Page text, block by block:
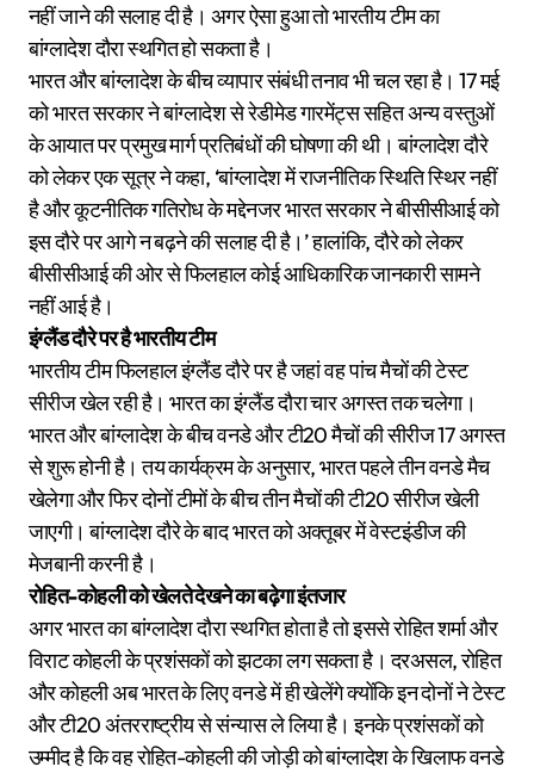
नहीं जाने की सलाह दी है। अगर ऐसा हुआ तो भारतीय टीम का
बांग्लादेश दौरा स्थगित हो सकता है।
भारत और बांग्लादेश के बीच व्यापार संबंधी तनाव भी चल रहा है। 17 मई
को भारत सरकार ने बांग्लादेश से रेडीमेड गारमेंट्स सहित अन्य वस्तुओं
के आयात पर प्रमुख मार्ग प्रतिबंधों की घोषणा की थी। बांग्लादेश दौरे
को लेकर एक सूत्र ने कहा, ‘बांग्लादेश में राजनीतिक स्थिति स्थिर नहीं
है और कूटनीतिक गतिरोध के मद्देनजर भारत सरकार ने बीसीसीआई को
इस दौरे पर आगे न बढ़ने की सलाह दी है।’ हालांकि, दौरे को लेकर
बीसीसीआई की ओर से फिलहाल कोई आधिकारिक जानकारी सामने
नहीं आई है।
इंग्लैंड दौरे पर है भारतीय टीम
भारतीय टीम फिलहाल इंग्लैंड दौरे पर है जहां वह पांच मैचों की टेस्ट
सीरीज खेल रही है। भारत का इंग्लैंड दौरा चार अगस्त तक चलेगा।
भारत और बांग्लादेश के बीच वनडे और टी20 मैचों की सीरीज 17 अगस्त
से शुरू होनी है। तय कार्यक्रम के अनुसार, भारत पहले तीन वनडे मैच
खेलेगा और फिर दोनों टीमों के बीच तीन मैचों की टी20 सीरीज खेली
जाएगी। बांग्लादेश दौरे के बाद भारत को अक्तूबर में वेस्टइंडीज की
मेजबानी करनी है।
रोहित-कोहली को खेलते देखने का बढ़ेगा इंतजार
अगर भारत का बांग्लादेश दौरा स्थगित होता है तो इससे रोहित शर्मा और
विराट कोहली के प्रशंसकों को झटका लग सकता है। दरअसल, रोहित
और कोहली अब भारत के लिए वनडे में ही खेलेंगे क्योंकि इन दोनों ने टेस्ट
और टी20 अंतरराष्ट्रीय से संन्यास ले लिया है। इनके प्रशंसकों को
उम्मीद है कि वह रोहित-कोहली की जोड़ी को बांग्लादेश के खिलाफ वनडे